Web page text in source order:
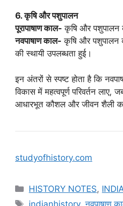
6. कृषि और पशुपालन
पूरापाषाण काल- कृषि और पशुपालन
नवपाषाण काल- कृषि और
की स्थायी उपलब्धता हुई।
इन अंतरों से स्पष्ट होता है कि
विकास में महत्वपूर्ण परिवर्तन लाए,
आधारभूत कौशल और जीवन शैली
studyofhistory.com
Categories
HISTORY NOTES,
Tags
indianhistory,नवपाषाण